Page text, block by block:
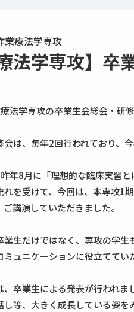
業療法学専攻
法学専攻】
法学専攻の卒業生会総会・研
は、毎年2回行われており、
年8月に「理想的な臨床実習
れを受けて、今回は、本専攻1
講演していただきました。
業生だけではなく、専攻の学
ュニケーションに役立ててい
、卒業生による発表が行われ
等、大きく成長している姿を